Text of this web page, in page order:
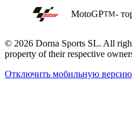
MotoGPTM-
© 2026 Dorna Sports SL. All
property of their respective
Отключить мобильную версию